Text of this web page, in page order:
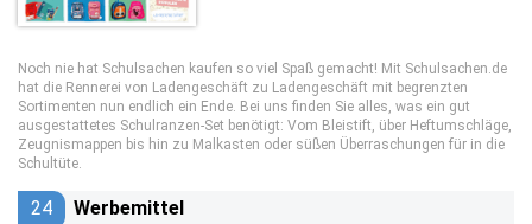
Noch nie hat Schulsachen kaufen so viel Spaß gemacht! Mit Schulsachen.de
hat die Rennerei von Ladengeschäft zu Ladengeschäft mit begrenzten
Sortimenten nun endlich ein Ende. Bei uns finden Sie alles, was ein gut
ausgestattetes Schulranzen-Set benötigt: Vom Bleistift, über Heftumschläge,
Zeugnismappen bis hin zu Malkasten oder süßen Überraschungen für in die
Schultüte.
24 Werbemittel